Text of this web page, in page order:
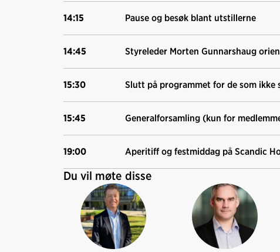
14:15 Pause og besøk blant utstillerne
14:45 Styreleder Morten Gunnarshaug
15:30 Slutt på programmet for de som ikke
15:45 Generalforsamling (kun for
19:00 Aperitiff og festmiddag på Scandic
Du vil møte disse